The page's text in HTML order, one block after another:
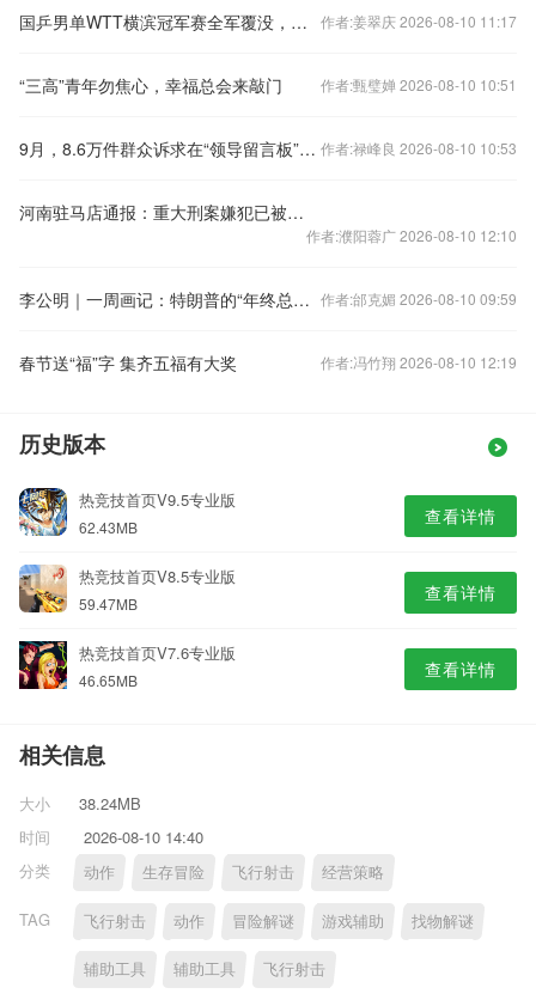
国乒男单WTT横滨冠军赛全军覆没，为何输这么惨？国乒梯队选手到底是什么水平？ 作者:姜翠庆 2026-08-10 11:17
“三高”青年勿焦心，幸福总会来敲门 作者:甄璧婵 2026-08-10 10:51
9月，8.6万件群众诉求在“领导留言板”上获回复 作者:禄峰良 2026-08-10 10:53
河南驻马店通报：重大刑案嫌犯已被抓获
作者:濮阳蓉广 2026-08-10 12:10
李公明｜一周画记：特朗普的“年终总结”；《鲸鱼马戏团》 作者:邰克媚 2026-08-10 09:59
春节送“福”字 集齐五福有大奖 作者:冯竹翔 2026-08-10 12:19
历史版本
热竞技首页V9.5专业版
62.43MB 查看详情
热竞技首页V8.5专业版
59.47MB 查看详情
热竞技首页V7.6专业版
46.65MB 查看详情
相关信息
大小
38.24MB
时间
2026-08-10 14:40
分类
动作 生存冒险 飞行射击 经营策略
TAG 飞行射击 动作 冒险解谜 游戏辅助 找物解谜
辅助工具 辅助工具 飞行射击